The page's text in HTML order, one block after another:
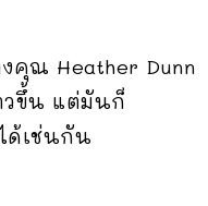
คุณ Heather Dunn
วขึ้น แต่มันก็
ด้เช่นกัน